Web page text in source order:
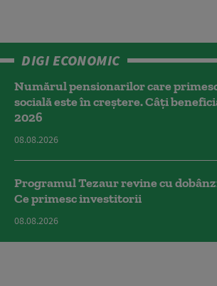
DIGI ECONOMIC
Numărul pensionarilor care
socială este în creștere. Câți
2026
08.08.2026
Programul Tezaur revine cu
Ce primesc investitorii
08.08.2026